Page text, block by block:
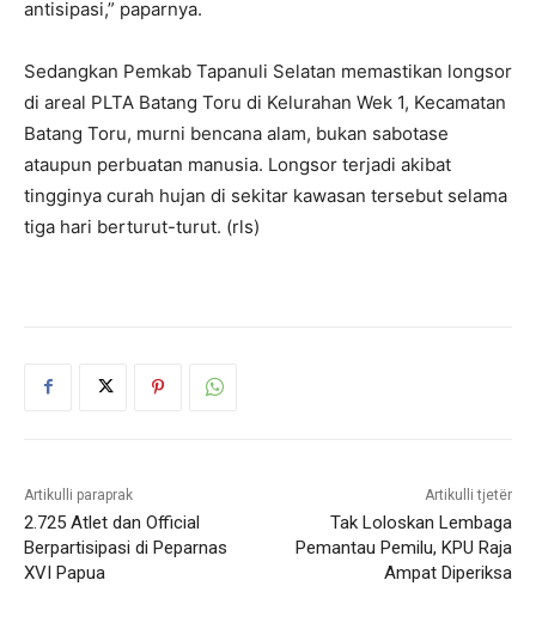
antisipasi,” paparnya.
Sedangkan Pemkab Tapanuli Selatan memastikan longsor
di areal PLTA Batang Toru di Kelurahan Wek 1, Kecamatan
Batang Toru, murni bencana alam, bukan sabotase
ataupun perbuatan manusia. Longsor terjadi akibat
tingginya curah hujan di sekitar kawasan tersebut selama
tiga hari berturut-turut. (rls)
Artikulli paraprak
2.725 Atlet dan Official
Berpartisipasi di Peparnas
XVI Papua
Artikulli tjetër
Tak Loloskan Lembaga
Pemantau Pemilu, KPU Raja
Ampat Diperiksa